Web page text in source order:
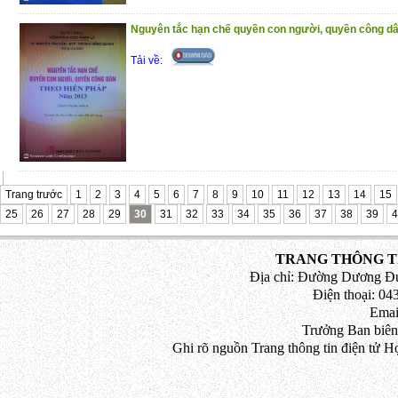
Nguyên tắc hạn chế quyền con người, quyền công
Tải về:
Trang trước 1 2 3 4 5 6 7 8 9 10 11 12 13 14
15
25
26 27 28 29 30 31 32 33 34 35 36 37 38 39
TRANG THÔNG
Địa chỉ: Đường Dương
Điện thoại:
Trưởng Ban
Ghi rõ nguồn Trang thông tin điện tử